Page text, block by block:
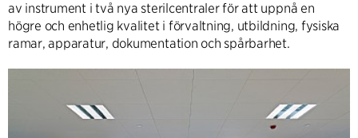
av instrument i två nya sterilcentraler för att uppnå en
högre och enhetlig kvalitet i förvaltning, utbildning, fysiska
ramar, apparatur, dokumentation och spårbarhet.